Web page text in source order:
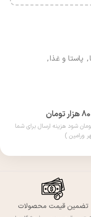
, پاستا و غذا,
صورت حساب شما بالای 800 هزارتومان شود هزینه ارسال برای شما
ورامین )
تضمین قیمت محصولات